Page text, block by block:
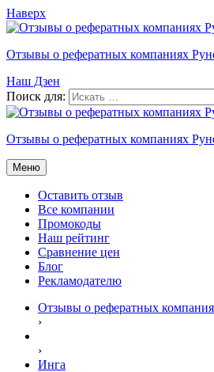
Наверх
Отзывы о рефератных компаниях
Наш Дзен
Поиск для:
Отзывы о рефератных компаниях
Меню
Оставить отзыв
Все компании
Промокоды
Наш рейтинг
Сравнение цен
Блог
Рекламодателю
Отзывы о рефератных
›
›
Инга